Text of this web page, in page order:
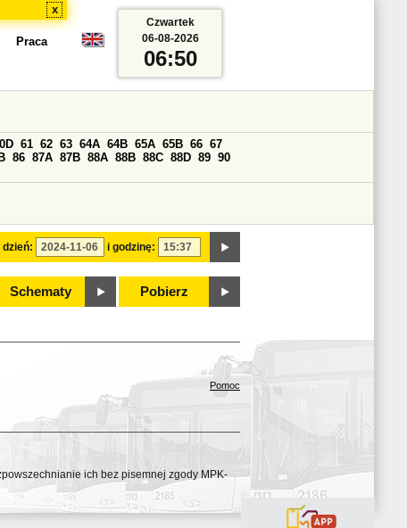
x
Praca
dzień: i godzinę:
61 62 63 64A 64B 65A 65B 66 67
86 87A 87B 88A 88B 88C 88D 89 90
Schematy Pobierz
Czwartek
06-08-2026
06:50
Pomoc
ich bez pisemnej zgody MPK-